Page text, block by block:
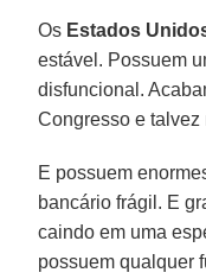
Os Estados
estável. Possuem
disfuncional.
Congresso e talvez
E possuem
bancário frágil. E
caindo em uma
possuem qualquer